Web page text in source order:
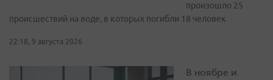
произошло 25
происшествий на воде, в которых погибли 18 человек
22:18, 9 августа 2026
В ноябре и